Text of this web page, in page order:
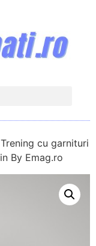
cu garnituri
By Emag.ro